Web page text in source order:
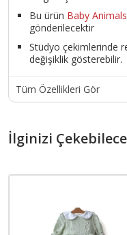
Bu ürün Baby Animals
gönderilecektir
Stüdyo çekimlerinde
değişiklik gösterebilir.
Tüm Özellikleri Gör
İlginizi